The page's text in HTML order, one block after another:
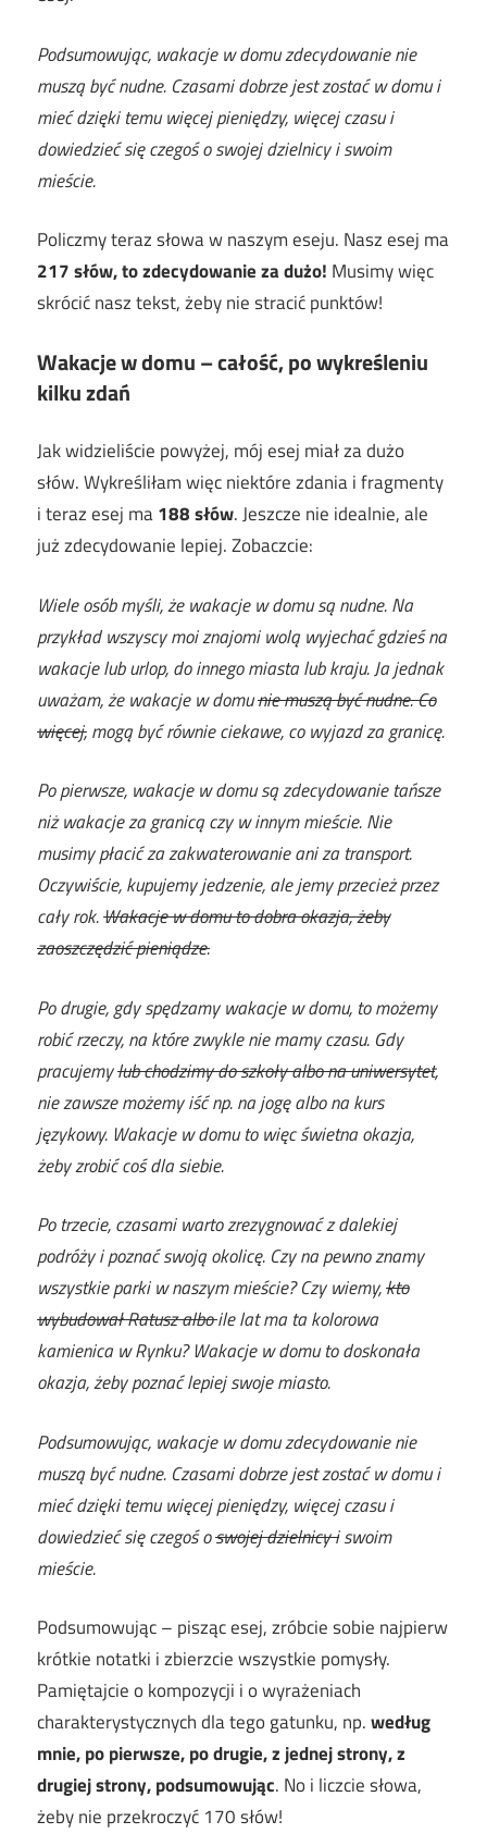
Podsumowując, wakacje w domu zdecydowanie nie
muszą być nudne. Czasami dobrze jest zostać w domu i
mieć dzięki temu więcej pieniędzy, więcej czasu i
dowiedzieć się czegoś o swojej dzielnicy i swoim
mieście.
Policzmy teraz słowa w naszym eseju. Nasz esej ma
217 słów, to zdecydowanie za dużo! Musimy więc
skrócić nasz tekst, żeby nie stracić punktów!
Wakacje w domu – całość, po wykreśleniu
kilku zdań
Jak widzieliście powyżej, mój esej miał za dużo
słów. Wykreśliłam więc niektóre zdania i fragmenty
i teraz esej ma188 słów. Jeszcze nie idealnie, ale
już zdecydowanie lepiej. Zobaczcie:
Wiele osób myśli, że wakacje w domu są nudne. Na
przykład wszyscy moi znajomi wolą wyjechać gdzieś na
wakacje lub urlop, do innego miasta lub kraju. Ja jednak
uważam, że wakacje w domunie muszą być nudne. Co
więcej,mogą być równie ciekawe, co wyjazd za granicę.
Po pierwsze, wakacje w domu są zdecydowanie tańsze
niż wakacje za granicą czy w innym mieście. Nie
musimy płacić za zakwaterowanie ani za transport.
Oczywiście, kupujemy jedzenie, ale jemy przecież przez
cały rok.Wakacje w domu to dobra okazja, żeby
zaoszczędzić pieniądze.
Po drugie, gdy spędzamy wakacje w domu, to możemy
robić rzeczy, na które zwykle nie mamy czasu. Gdy
pracujemylub chodzimy do szkoły albo na uniwersytet,
nie zawsze możemy iść np. na jogę albo na kurs
językowy. Wakacje w domu to więc świetna okazja,
żeby zrobić coś dla siebie.
Po trzecie, czasami warto zrezygnować z dalekiej
podróży i poznać swoją okolicę. Czy na pewno znamy
wszystkie parki w naszym mieście? Czy wiemy,kto
wybudował Ratusz alboile lat ma ta kolorowa
kamienica w Rynku? Wakacje w domu to doskonała
okazja, żeby poznać lepiej swoje miasto.
Podsumowując, wakacje w domu zdecydowanie nie
muszą być nudne. Czasami dobrze jest zostać w domu i
mieć dzięki temu więcej pieniędzy, więcej czasu i
dowiedzieć się czegoś oswojej dzielnicy iswoim
mieście.
Podsumowując – pisząc esej, zróbcie sobie najpierw
krótkie notatki i zbierzcie wszystkie pomysły.
Pamiętajcie o kompozycji i o wyrażeniach
charakterystycznych dla tego gatunku, np.według
mnie, po pierwsze, po drugie, z jednej strony, z
drugiej strony, podsumowując. No i liczcie słowa,
żeby nie przekroczyć 170 słów!